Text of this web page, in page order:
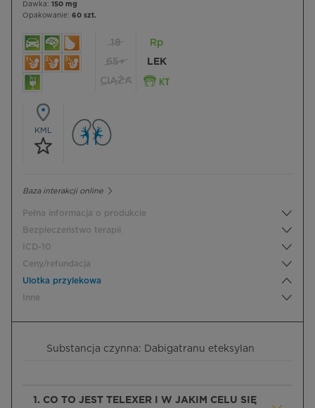
Dawka: 150 mg
Opakowanie: 60 szt.
18
65+
CIĄŻA
Rp
LEK
KML
Baza interakcji online
Pełna informacja o produkcie
Bezpieczeństwo terapii
ICD-10
Ceny/refundacja
Ulotka przylekowa
Inne
Substancja czynna: Dabigatranu eteksylan
1. CO TO JEST TELEXER I W JAKIM CELU SIĘ